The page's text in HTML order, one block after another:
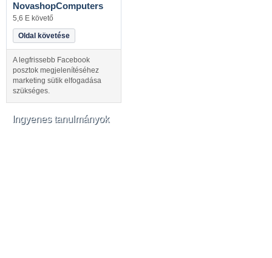
NovashopComputers
5,6 E követő
Oldal követése
A legfrissebb Facebook
posztok megjelenítéséhez
marketing sütik elfogadása
szükséges.
Ingyenes tanulmányok